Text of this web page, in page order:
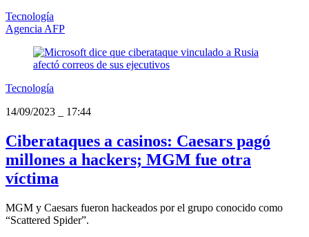
Tecnología
Agencia AFP
Tecnología
14/09/2023
17:44
Ciberataques a casinos: Caesars pagó
millones a hackers; MGM fue otra
víctima
MGM y Caesars fueron hackeados por el grupo conocido como
“Scattered Spider”.